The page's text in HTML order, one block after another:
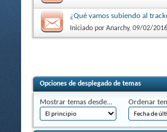
¿Qué vamos subiendo al
Iniciado por Anarchy, 09/02/
Opciones de desplegado de temas
Mostrar temas desde... Ordenar